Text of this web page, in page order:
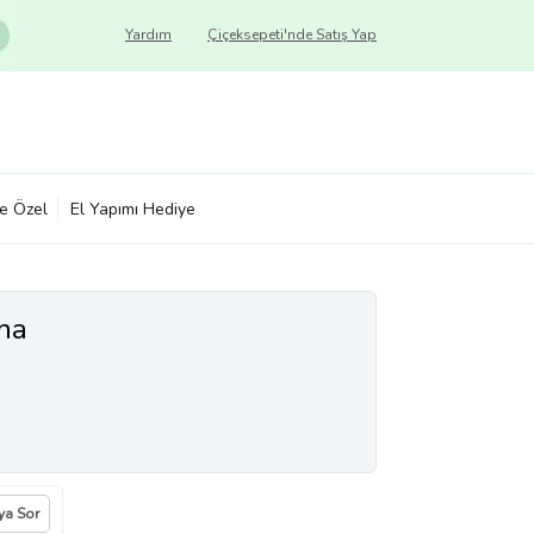
Çiçeksepeti'nde Satış Yap
Yardım
Özel El Yapımı Hediye
Sor